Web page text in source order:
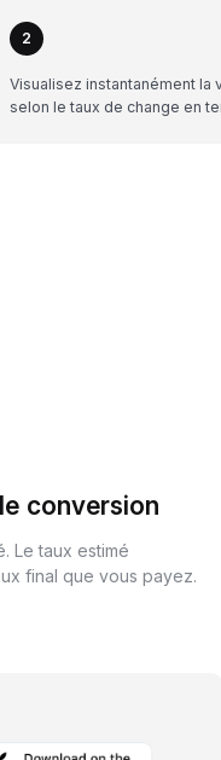
2
Visualisez instantanément la
selon le taux de change en
conversion
Le taux estimé
final que vous payez.